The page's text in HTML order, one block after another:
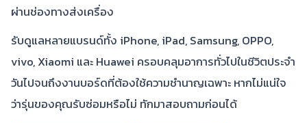
ผ่านช่องทางส่งเครื่อง
รับดูแลหลายแบรนด์ทั้ง iPhone, iPad, Samsung, OPPO,
vivo, Xiaomi และ Huawei ครอบคลุมอาการทั่วไปในชีวิตประจำ
วันไปจนถึงงานบอร์ดที่ต้องใช้ความชำนาญเฉพาะ หากไม่แน่ใจ
ว่ารุ่นของคุณรับซ่อมหรือไม่ ทักมาสอบถามก่อนได้